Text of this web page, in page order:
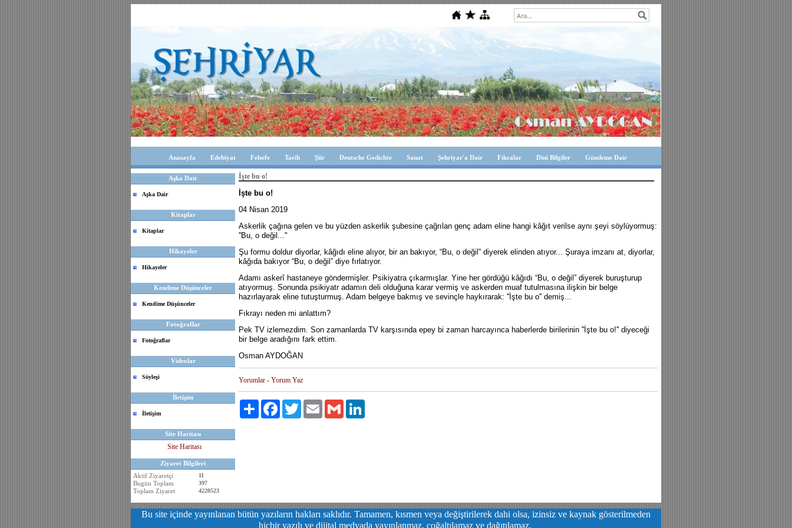
Anasayfa Edebiyat Felsefe Tarih Şiir Deutsche Gedichte Sanat Şehriyar'a Dair Fıkralar Dini Bilgiler Gündeme Dair
Aşka Dair
Aşka Dair
Kitaplar
Kitaplar
Hikayeler
Hikayeler
Kendime Düşünceler
Kendime Düşünceler
Fotoğraflar
Fotoğraflar
Videolar
Söyleşi
İletişim
İletişim
Site Haritası
Site Haritası
Ziyaret Bilgileri
Aktif Ziyaretçi
11
Bugün Toplam 397
Toplam Ziyaret 4220523
İşte bu o!
İşte bu o!
04 Nisan 2019
Askerlik çağına gelen ve bu yüzden askerlik şubesine çağrılan genç adam eline hangi kâğıt verilse aynı şeyi söylüyormuş:
''Bu, o değil...''
Şu formu doldur diyorlar, kâğıdı eline alıyor, bir an bakıyor, “Bu, o değil” diyerek elinden atıyor... Şuraya imzanı at, diyorlar,
kâğıda bakıyor “Bu, o değil” diye fırlatıyor.
Adamı askerî hastaneye göndermişler. Psikiyatra çıkarmışlar. Yine her gördüğü kâğıdı “Bu, o değil” diyerek buruşturup
atıyormuş. Sonunda psikiyatr adamın deli olduğuna karar vermiş ve askerden muaf tutulmasına ilişkin bir belge
hazırlayarak eline tutuşturmuş. Adam belgeye bakmış ve sevinçle haykırarak: ''İşte bu o'' demiş...
Fıkrayı neden mi anlattım?
Pek TV izlemezdim. Son zamanlarda TV karşısında epey bi zaman harcayınca haberlerde birilerinin ''İşte bu o!'' diyeceği
bir belge aradığını fark ettim.
Osman AYDOĞAN
Yorumlar - Yorum Yaz
Paylaş FacebookTwitter Email Gmail
Bu site içinde yayınlanan bütün yazıların hakları saklıdır. Tamamen, kısmen veya değiştirilerek dahi olsa, izinsiz ve kaynak gösterilmeden
hiçbir yazılı ve dijital medyada yayınlanmaz, çoğaltılamaz ve dağıtılamaz.